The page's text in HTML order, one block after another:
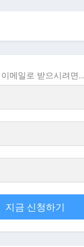
메일로 받으시려면...
지금 신청하기